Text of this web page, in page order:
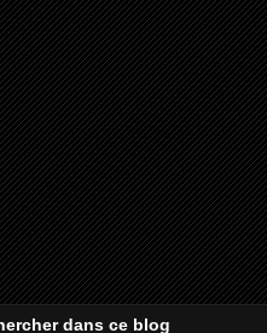
dans ce blog